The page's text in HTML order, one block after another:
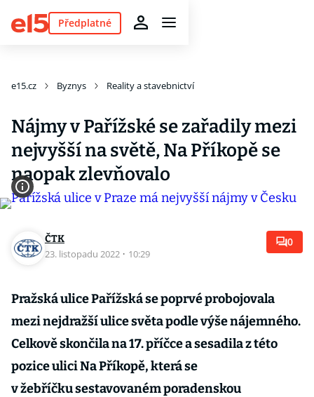
Předplatné
e15.cz Byznys Reality a stavebnictví
Nájmy v Pařížské se zařadily mezi
nejvyšší na světě, Na Příkopě se
naopak zlevňovalo
ČTK
23. listopadu 2022 · 10:29
0
Pražská ulice Pařížská se poprvé probojovala
mezi nejdražší ulice světa podle výše nájemného.
Celkově skončila na 17. příčce a sesadila z této
pozice ulici Na Příkopě, která se
v žebříčku sestavovaném poradenskou